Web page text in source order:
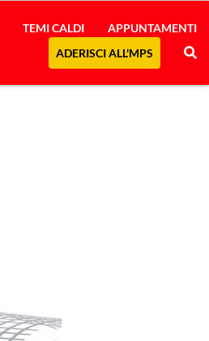
TEMI CALDI
APPUNTAMENTI
ADERISCI ALL'MPS